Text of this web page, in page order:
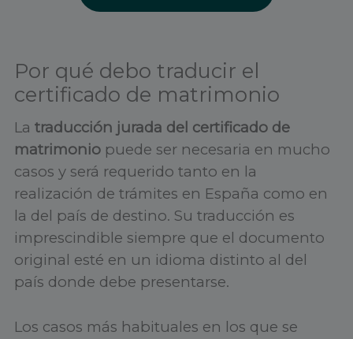
Por qué debo traducir el
certificado de matrimonio
Latraducción jurada del certificado de
matrimonio puede ser necesaria en mucho
casos y será requerido tanto en la
realización de trámites en España como en
la del país de destino. Su traducción es
imprescindible siempre que el documento
original esté en un idioma distinto al del
país donde debe presentarse.
Los casos más habituales en los que se